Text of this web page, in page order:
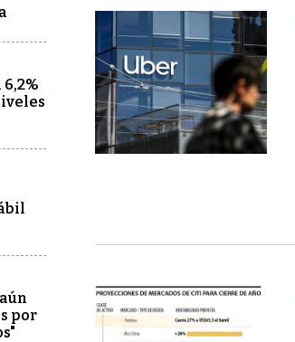
por